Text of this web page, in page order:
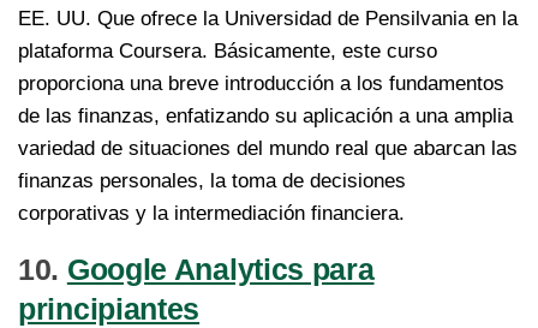
EE. UU. Que ofrece la Universidad de Pensilvania en la
plataforma Coursera. Básicamente, este curso
proporciona una breve introducción a los fundamentos
de las finanzas, enfatizando su aplicación a una amplia
variedad de situaciones del mundo real que abarcan las
finanzas personales, la toma de decisiones
corporativas y la intermediación financiera.
10. Google Analytics para
principiantes